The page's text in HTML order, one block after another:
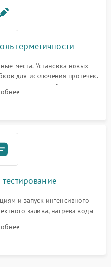
герметичности
места. Установка новых
для исключения протечек.
гидравлической системы,
датчика поплавка.
и запуск интенсивного
залива, нагрева воды
посторонних шумов,
сухости в поддоне.